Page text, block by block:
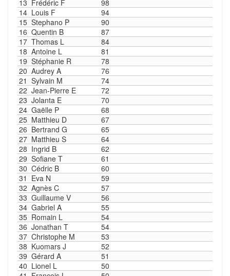
13 Frédéric F
98
14 Louis F
94
15 Stephano P
90
16 Quentin B
87
17 Thomas L
84
18 Antoine L
81
19 Stéphanie R
78
20 Audrey A
76
21 Sylvain M
74
22 Jean-Pierre E
72
23 Jolanta E
70
24 Gaëlle P
68
25 Matthieu D
67
26 Bertrand G
65
27 Matthieu S
64
28 Ingrid B
62
29 Sofiane T
61
30 Cédric B
60
31 Eva N
59
32 Agnès C
57
33 Guillaume V
56
34 Gabriel A
55
35 Romain L
54
36 Jonathan T
54
37 Christophe M
53
38 Kuomars J
52
39 Gérard A
51
40 Lionel L
50